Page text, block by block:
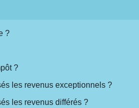
?
?
les revenus exceptionnels ?
les revenus différés ?